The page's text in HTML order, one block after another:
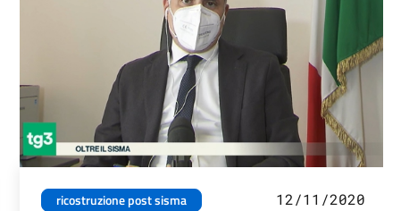
ricostruzione post sisma
12/11/2020